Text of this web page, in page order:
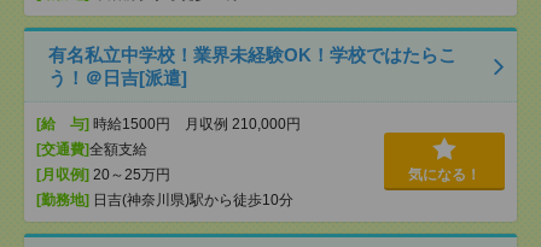
有名私立中学校！業界未経験OK！学校ではたらこ
う！＠日吉[派遣]
[給 与] 時給1500円 月収例 210,000円
[交通費]全額支給
[月収例] 20～25万円
[勤務地] 日吉(神奈川県)駅から徒歩10分
気になる！